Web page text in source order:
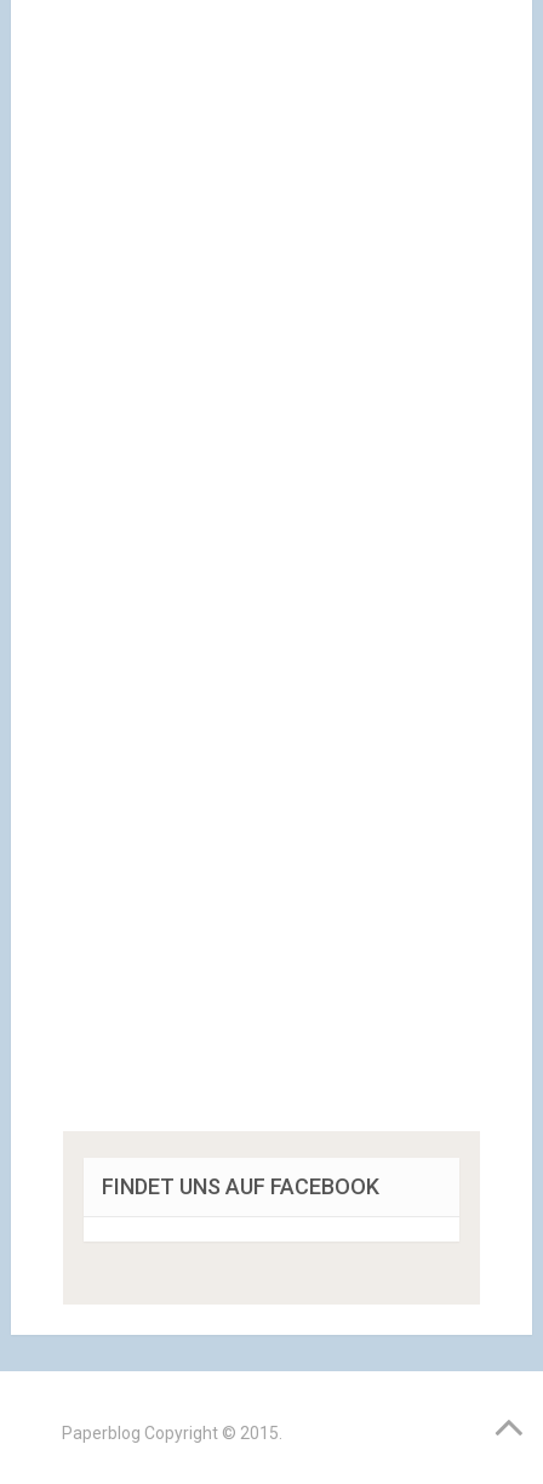
FINDET UNS AUF FACEBOOK
Paperblog Copyright © 2015.